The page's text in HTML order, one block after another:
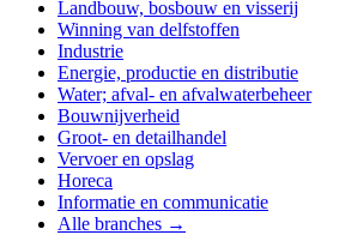
Landbouw, bosbouw en visserij
Winning van delfstoffen
Industrie
Energie, productie en distributie
Water; afval- en afvalwaterbeheer
Bouwnijverheid
Groot- en detailhandel
Vervoer en opslag
Horeca
Informatie en communicatie
Alle branches →